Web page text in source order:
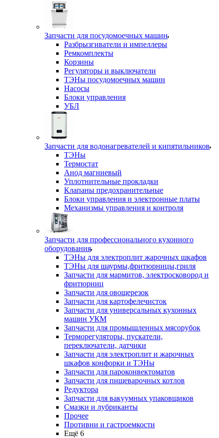
Запчасти для посудомоечных машин
Разбрызгиватели и импеллеры
Ремкомплекты
Корзины
Регуляторы и выключатели
ТЭНы посудомоечных машин
Насосы
Блоки управления
УБЛ
Запчасти для водонагревателей и кипятильников
ТЭНы
Термостат
Анод магниевый
Уплотнительные прокладки
Клапаны предохранительные
Блоки управления и электронные платы
Механизмы управления и контроля
Запчасти для профессионального кухонного
оборудования
ТЭНы для электроплит жарочных шкафов
ТЭНы для шаурмы,фритюрницы,гриля
Запчасти для мармитов, электросковород и
фритюрниц
Запчасти для овощерезок
Запчасти для картофелечисток
Запчасти для универсальных кухонных
машин УКМ
Запчасти для промышленных мясорубок
Терморегуляторы, пускатели,
переключатели, датчики
Запчасти для электроплит и жарочных
шкафов конфорки и ТЭНы
Запчасти для пароконвектоматов
Запчасти для пищеварочных котлов
Редуктора
Запчасти для вакуумных упаковщиков
Смазки и лубриканты
Прочее
Противни и гастроемкости
Ещё 6